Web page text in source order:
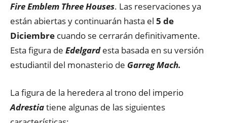
Fire Emblem Three Houses. Las reservaciones ya
están abiertas y continuarán hasta el 5 de
Diciembre cuando se cerrarán definitivamente.
Esta figura de Edelgardesta basada en su versión
estudiantil del monasterio de Garreg Mach.
La figura de la heredera al trono del imperio
Adrestiatiene algunas de las siguientes